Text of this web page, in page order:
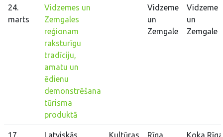
24.
marts
Vidzemes un
Zemgales
reģionam
raksturīgu
tradīciju,
amatu un
ēdienu
demonstrēšana
tūrisma
produktā
Vidzeme
un
Zemgale
Vidzeme
un
Zemgale
17.
Latviskās
Kultūras
Rīga Koka Rīga